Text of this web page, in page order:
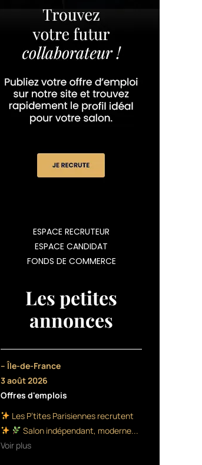
ESPACE RECRUTEUR
ESPACE CANDIDAT
FONDS DE COMMERCE
Les petites
annonces
– Île-de-France
3 août 2026
Offres d'emplois
Les P’tites Parisiennes recrutent
Salon indépendant, moderne...
Voir plus